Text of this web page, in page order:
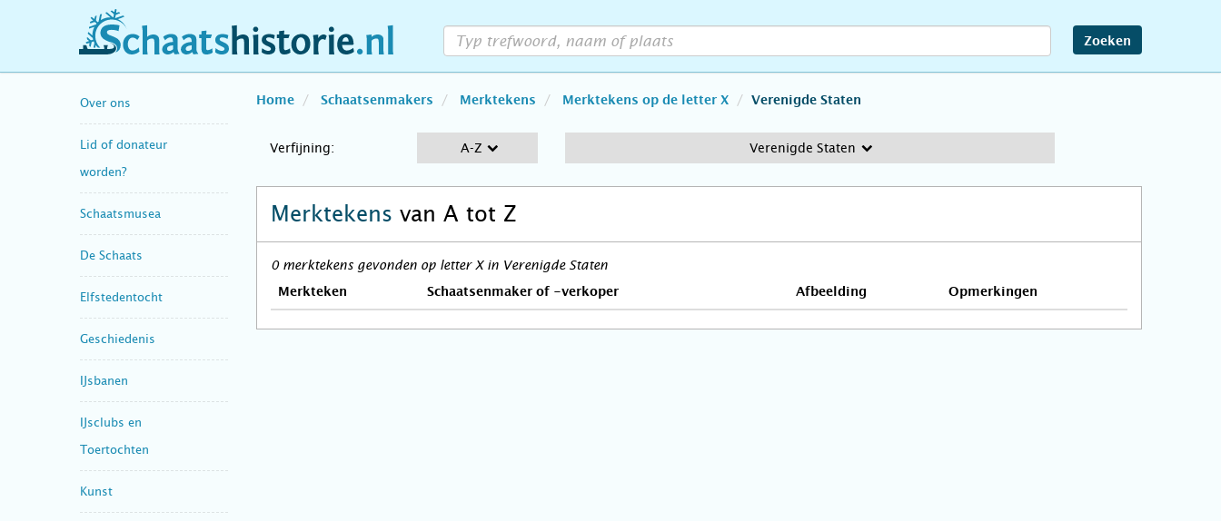
schaatshistorie.nl Zoeken
Over ons
Lid of donateur
worden?
Schaatsmusea
De Schaats
Elfstedentocht
Geschiedenis
IJsbanen
IJsclubs en
Toertochten
Kunst
Home Schaatsenmakers Merktekens Merktekens op de letter X Verenigde Staten
Verfijning: A-Z Verenigde Staten
Merktekens van A tot Z
0 merktekens gevonden op letter X in Verenigde Staten
Merkteken Schaatsenmaker of -verkoper Afbeelding Opmerkingen